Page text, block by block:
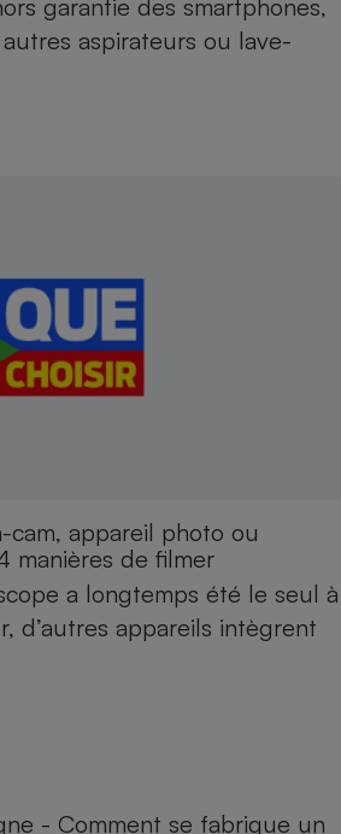
garantie des smartphones,
aspirateurs ou lave-
cam, appareil photo ou
manières de filmer
a longtemps été le seul à
d’autres appareils intègrent
- Comment se fabrique un